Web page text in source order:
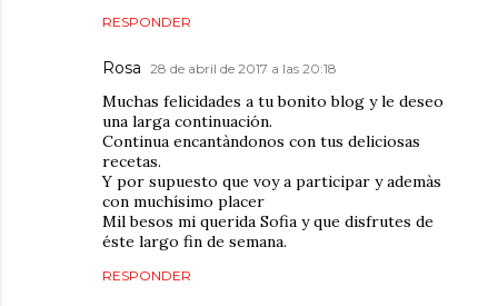
RESPONDER
Rosa 28 de abril de 2017 a las 20:18
Muchas felicidades a tu bonito blog y le deseo
una larga continuación.
Continua encantàndonos con tus deliciosas
recetas.
Y por supuesto que voy a participar y ademàs
con muchísimo placer
Mil besos mi querida Sofia y que disfrutes de
éste largo fin de semana.
RESPONDER